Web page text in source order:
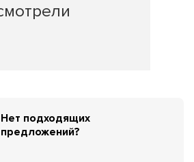
Нет подходящих
предложений?